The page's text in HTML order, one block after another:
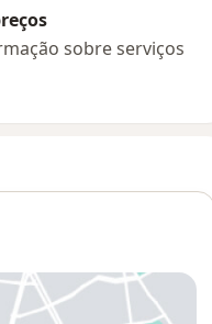
sobre serviços